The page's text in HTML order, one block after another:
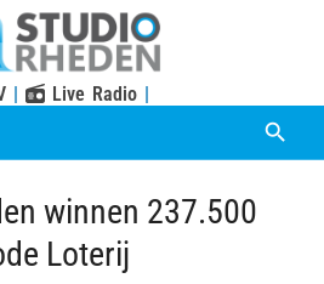
| Live Radio |
winnen 237.500
Loterij